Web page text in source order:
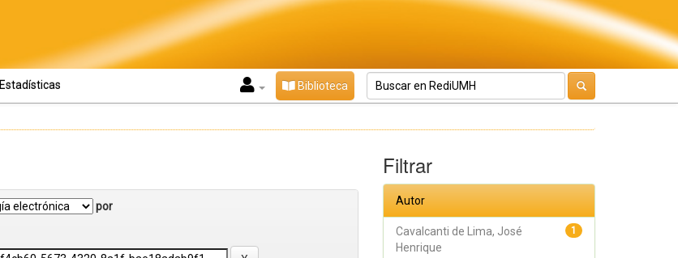
Estadísticas Biblioteca
por
Filtrar
Autor
1
Cavalcanti de Lima, José
Henrique